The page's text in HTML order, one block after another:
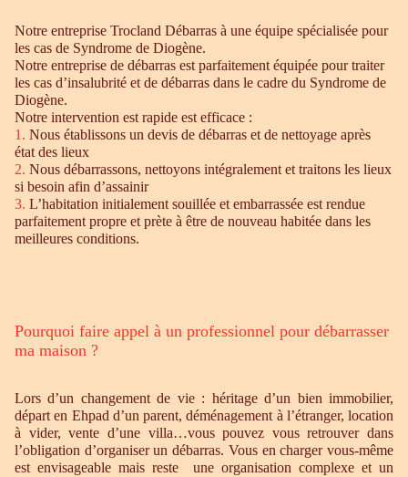
Notre entreprise Trocland Débarras à une équipe spécialisée pour
les cas de Syndrome de Diogène.
Notre entreprise de débarras est parfaitement équipée pour traiter
les cas d’insalubrité et de débarras dans le cadre du Syndrome de
Diogène.
Notre intervention est rapide est efficace :
1. Nous établissons un devis de débarras et de nettoyage après
état des lieux
2. Nous débarrassons, nettoyons intégralement et traitons les lieux
si besoin afin d’assainir
3. L’habitation initialement souillée et embarrassée est rendue
parfaitement propre et prète à être de nouveau habitée dans les
meilleures conditions.
Pourquoi faire appel à un professionnel pour débarrasser
ma maison ?
Lors d’un changement de vie : héritage d’un bien immobilier,
départ en Ehpad d’un parent, déménagement à l’étranger, location
à vider, vente d’une villa…vous pouvez vous retrouver dans
l’obligation d’organiser un débarras. Vous en charger vous-même
est envisageable mais reste une organisation complexe et un